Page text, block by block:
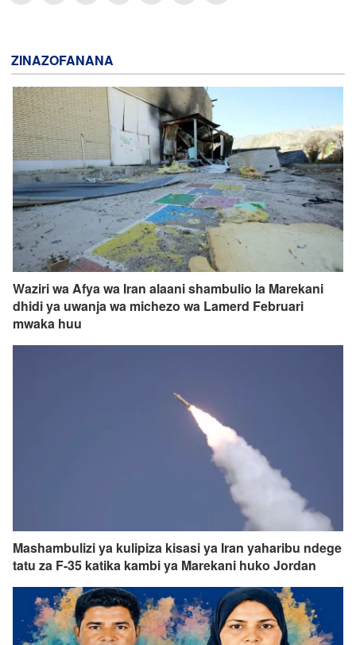
ZINAZOFANANA
Waziri wa Afya wa Iran alaani shambulio la Marekani
dhidi ya uwanja wa michezo wa Lamerd Februari
mwaka huu
Mashambulizi ya kulipiza kisasi ya Iran yaharibu ndege
tatu za F-35 katika kambi ya Marekani huko Jordan